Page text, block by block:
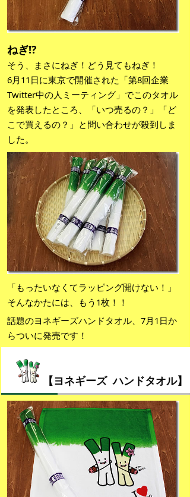
ねぎ!?
そう、まさにねぎ！どう見てもねぎ！
6月11日に東京で開催された「第8回企業
Twitter中の人ミーティング」でこのタオル
を発表したところ、「いつ売るの？」「ど
こで買えるの？」と問い合わせが殺到しま
した。
「もったいなくてラッピング開けない！」
そんなかたには、もう1枚！！
話題のヨネギーズハンドタオル、7月1日か
らついに発売です！
【ヨネギーズ ハンドタオル】